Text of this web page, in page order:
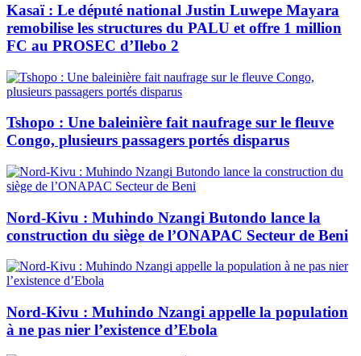
Kasaï : Le député national Justin Luwepe Mayara
remobilise les structures du PALU et offre 1 million
FC au PROSEC d’Ilebo 2
Tshopo : Une baleinière fait naufrage sur le fleuve
Congo, plusieurs passagers portés disparus
Nord-Kivu : Muhindo Nzangi Butondo lance la
construction du siège de l’ONAPAC Secteur de Beni
Nord-Kivu : Muhindo Nzangi appelle la population
à ne pas nier l’existence d’Ebola